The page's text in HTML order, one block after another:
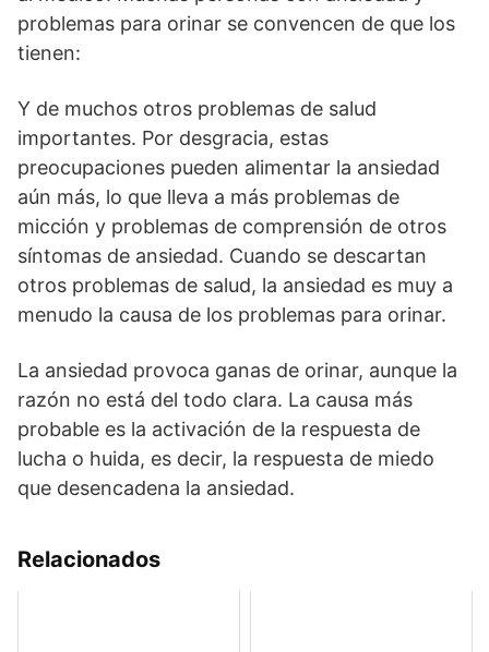
problemas para orinar se convencen de que los
tienen:
Y de muchos otros problemas de salud
importantes. Por desgracia, estas
preocupaciones pueden alimentar la ansiedad
aún más, lo que lleva a más problemas de
micción y problemas de comprensión de otros
síntomas de ansiedad. Cuando se descartan
otros problemas de salud, la ansiedad es muy a
menudo la causa de los problemas para orinar.
La ansiedad provoca ganas de orinar, aunque la
razón no está del todo clara. La causa más
probable es la activación de la respuesta de
lucha o huida, es decir, la respuesta de miedo
que desencadena la ansiedad.
Relacionados